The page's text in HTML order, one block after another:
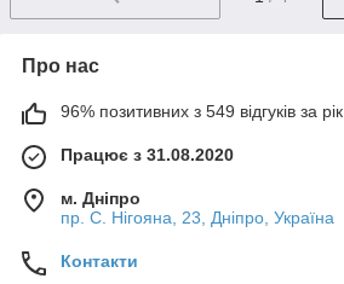
Про нас
96% позитивних з 549 відгуків за рік
Працює з 31.08.2020
м. Дніпро
пр. С. Нігояна, 23, Дніпро, Україна
Контакти